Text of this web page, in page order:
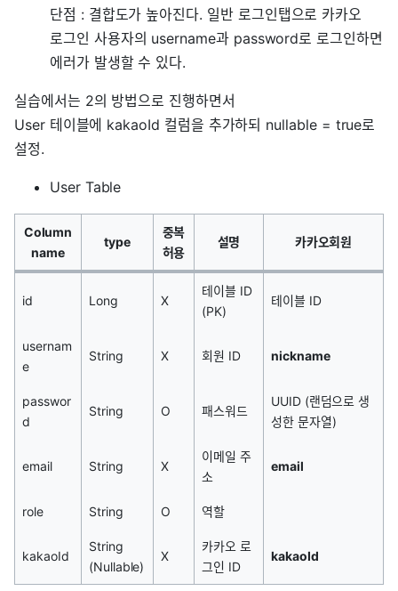
단점 : 결합도가 높아진다. 일반 로그인탭으로 카카오
로그인 사용자의 username과 password로 로그인하면
에러가 발생할 수 있다.
실습에서는 2의 방법으로 진행하면서
User 테이블에 kakaoId 컬럼을 추가하되 nullable = true로
설정.
User Table
Column
name
type
중복
허용
설명 카카오회원
id Long X
테이블 ID
(PK)
테이블 ID
usernam
e
String X 회원 ID nickname
passwor
d
String O 패스워드
UUID (랜덤으로 생
성한 문자열)
email String X
이메일 주
소
email
role String O 역할
kakaoId
String
(Nullable)
X
카카오 로
그인 ID
kakaoId